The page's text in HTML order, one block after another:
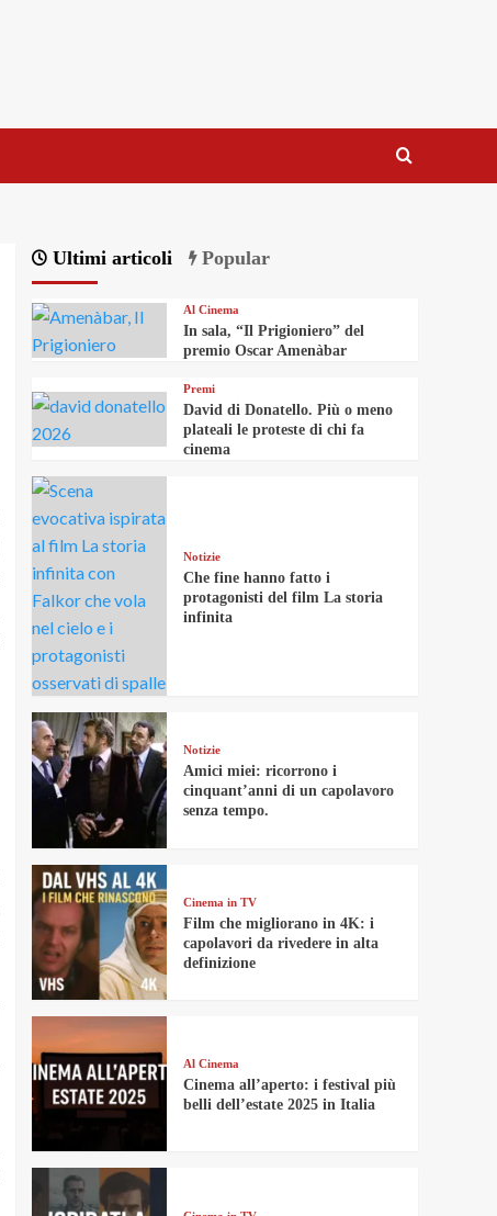
Ultimi articoli Popular
Al Cinema
In sala, “Il Prigioniero” del
premio Oscar Amenàbar
Premi
David di Donatello. Più o meno
plateali le proteste di chi fa
cinema
Notizie
Che fine hanno fatto i
protagonisti del film La storia
infinita
Notizie
Amici miei: ricorrono i
cinquant’anni di un capolavoro
senza tempo.
Cinema in TV
Film che migliorano in 4K: i
capolavori da rivedere in alta
definizione
Al Cinema
Cinema all’aperto: i festival più
belli dell’estate 2025 in Italia